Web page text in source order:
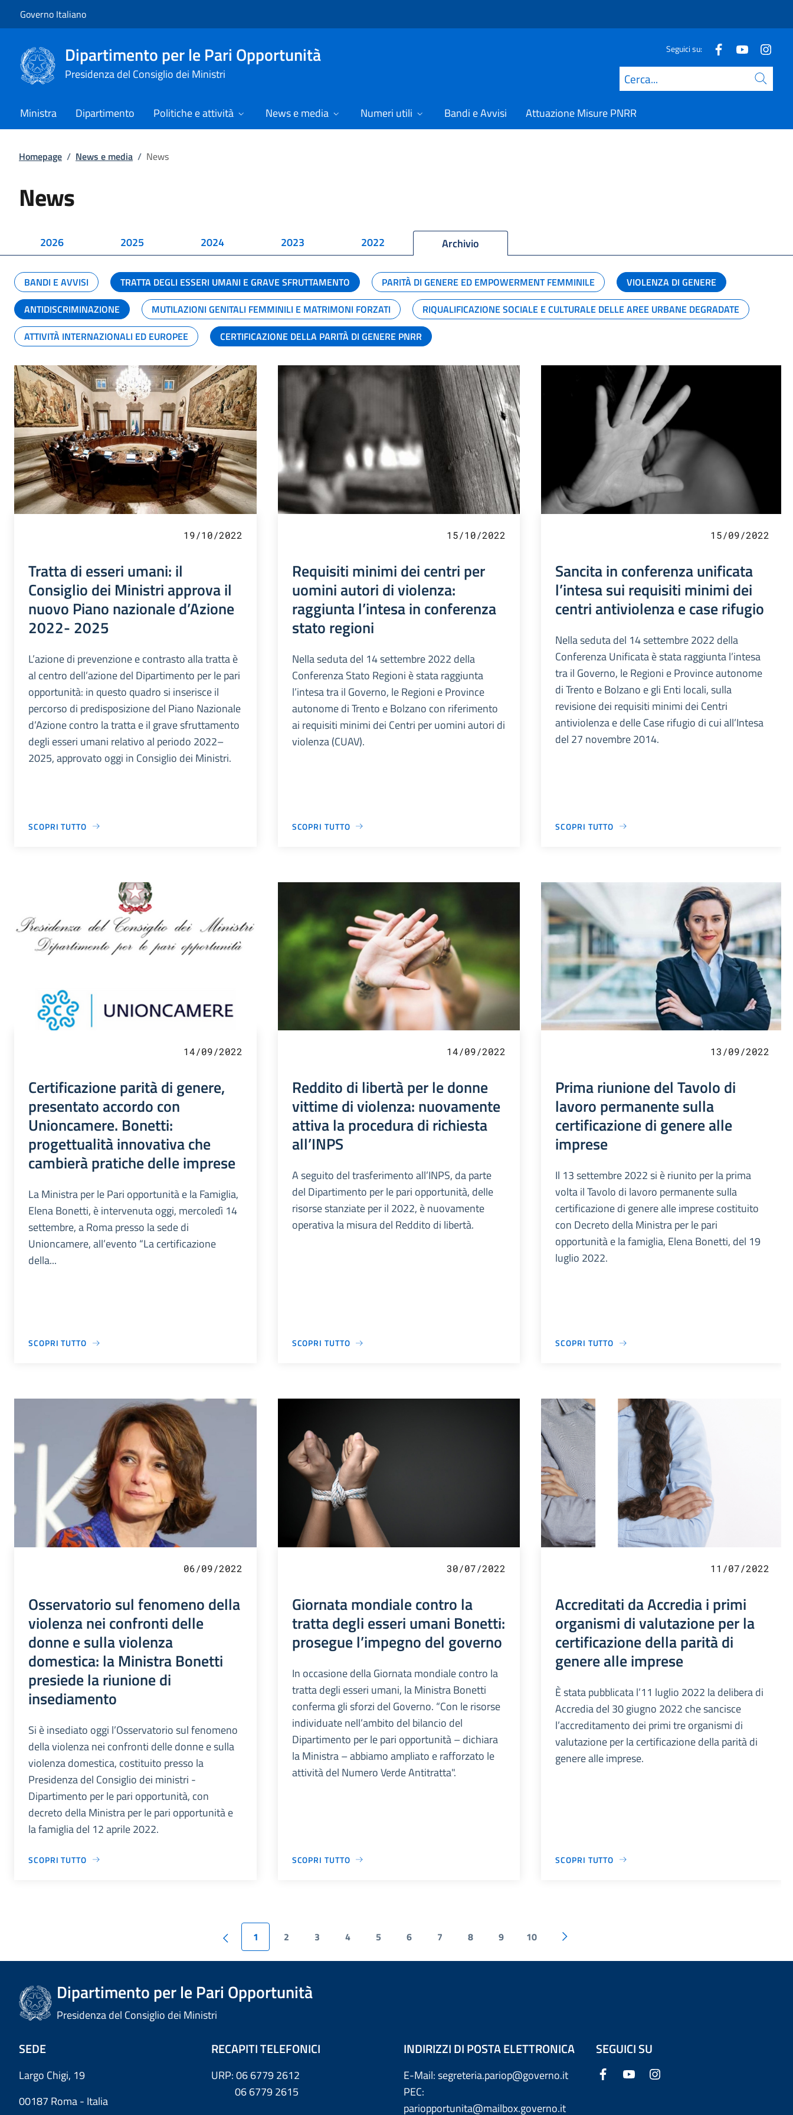
Governo Italiano
Dipartimento per le Pari Opportunità
Presidenza del Consiglio dei Ministri
Seguici su:
Cerca
Ministra Dipartimento Politiche e attività News e media Numeri utili Bandi e Avvisi Attuazione Misure PNRR
Homepage / News e media / News
News
2026 2025 2024 2023 2022 Archivio
BANDI E AVVISI TRATTA DEGLI ESSERI UMANI E GRAVE SFRUTTAMENTO PARITÀ DI GENERE ED EMPOWERMENT FEMMINILE
VIOLENZA DI GENERE
ANTIDISCRIMINAZIONE
MUTILAZIONI GENITALI FEMMINILI E MATRIMONI FORZATI
RIQUALIFICAZIONE SOCIALE E CULTURALE DELLE AREE URBANE DEGRADATE
ATTIVITÀ INTERNAZIONALI ED EUROPEE
CERTIFICAZIONE DELLA PARITÀ DI GENERE PNRR
19/10/2022
Tratta di esseri umani: il
Consiglio dei Ministri approva il
nuovo Piano nazionale d’Azione
2022- 2025
L’azione di prevenzione e contrasto alla tratta è
al centro dell’azione del Dipartimento per le pari
opportunità: in questo quadro si inserisce il
percorso di predisposizione del Piano Nazionale
d’Azione contro la tratta e il grave sfruttamento
degli esseri umani relativo al periodo 2022–
2025, approvato oggi in Consiglio dei Ministri.
SCOPRI TUTTO
15/10/2022
Requisiti minimi dei centri per
uomini autori di violenza:
raggiunta l’intesa in conferenza
stato regioni
Nella seduta del 14 settembre 2022 della
Conferenza Stato Regioni è stata raggiunta
l’intesa tra il Governo, le Regioni e Province
autonome di Trento e Bolzano con riferimento
ai requisiti minimi dei Centri per uomini autori di
violenza (CUAV).
SCOPRI TUTTO
15/09/2022
Sancita in conferenza unificata
l’intesa sui requisiti minimi dei
centri antiviolenza e case rifugio
Nella seduta del 14 settembre 2022 della
Conferenza Unificata è stata raggiunta l’intesa
tra il Governo, le Regioni e Province autonome
di Trento e Bolzano e gli Enti locali, sulla
revisione dei requisiti minimi dei Centri
antiviolenza e delle Case rifugio di cui all’Intesa
del 27 novembre 2014.
SCOPRI TUTTO
14/09/2022
Certificazione parità di genere,
presentato accordo con
Unioncamere. Bonetti:
progettualità innovativa che
cambierà pratiche delle imprese
La Ministra per le Pari opportunità e la Famiglia,
Elena Bonetti, è intervenuta oggi, mercoledì 14
settembre, a Roma presso la sede di
Unioncamere, all’evento “La certificazione
della...
SCOPRI TUTTO
14/09/2022
Reddito di libertà per le donne
vittime di violenza: nuovamente
attiva la procedura di richiesta
all’INPS
A seguito del trasferimento all’INPS, da parte
del Dipartimento per le pari opportunità, delle
risorse stanziate per il 2022, è nuovamente
operativa la misura del Reddito di libertà.
SCOPRI TUTTO
13/09/2022
Prima riunione del Tavolo di
lavoro permanente sulla
certificazione di genere alle
imprese
Il 13 settembre 2022 si è riunito per la prima
volta il Tavolo di lavoro permanente sulla
certificazione di genere alle imprese costituito
con Decreto della Ministra per le pari
opportunità e la famiglia, Elena Bonetti, del 19
luglio 2022.
SCOPRI TUTTO
06/09/2022
Osservatorio sul fenomeno della
violenza nei confronti delle
donne e sulla violenza
domestica: la Ministra Bonetti
presiede la riunione di
insediamento
Si è insediato oggi l’Osservatorio sul fenomeno
della violenza nei confronti delle donne e sulla
violenza domestica, costituito presso la
Presidenza del Consiglio dei ministri -
Dipartimento per le pari opportunità, con
decreto della Ministra per le pari opportunità e
la famiglia del 12 aprile 2022.
SCOPRI TUTTO
30/07/2022
Giornata mondiale contro la
tratta degli esseri umani Bonetti:
prosegue l’impegno del governo
In occasione della Giornata mondiale contro la
tratta degli esseri umani, la Ministra Bonetti
conferma gli sforzi del Governo. “Con le risorse
individuate nell’ambito del bilancio del
Dipartimento per le pari opportunità – dichiara
la Ministra – abbiamo ampliato e rafforzato le
attività del Numero Verde Antitratta".
SCOPRI TUTTO
11/07/2022
Accreditati da Accredia i primi
organismi di valutazione per la
certificazione della parità di
genere alle imprese
È stata pubblicata l’11 luglio 2022 la delibera di
Accredia del 30 giugno 2022 che sancisce
l’accreditamento dei primi tre organismi di
valutazione per la certificazione della parità di
genere alle imprese.
SCOPRI TUTTO
1 2 3 4 5 6 7 8 9 10
Dipartimento per le Pari Opportunità
Presidenza del Consiglio dei Ministri
SEDE
Largo Chigi, 19
00187 Roma - Italia
RECAPITI TELEFONICI
URP: 06 6779 2612
06 6779 2615
INDIRIZZI DI POSTA ELETTRONICA
E-Mail: segreteria.pariop@governo.it
PEC:
pariopportunita@mailbox.governo.it
SEGUICI SU